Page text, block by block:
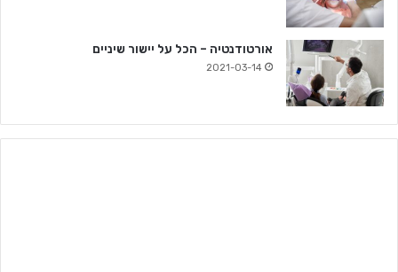
אורטודנטיה – הכל על יישור שיניים
2021-03-14